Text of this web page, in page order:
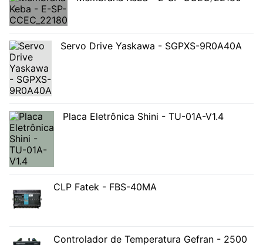
Servo Drive Yaskawa - SGPXS-9R0A40A
Placa Eletrônica Shini - TU-01A-V1.4
CLP Fatek - FBS-40MA
Controlador de Temperatura Gefran - 2500